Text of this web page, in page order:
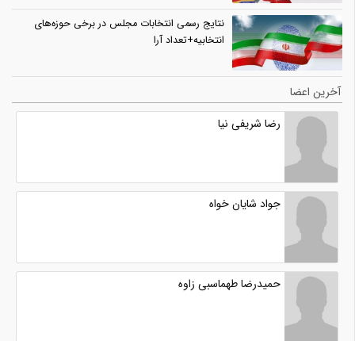
نتایج رسمی انتخابات مجلس در برخی حوزه‌های
انتخابیه+تعداد آرا
آخرین اعضا
رضا شریفی نیا
جواد شایان خواه
حمیدرضا طهماسبی زاوه